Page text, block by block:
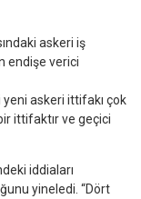
askeri iş
endişe verici
askeri ittifakı çok
ittifaktır ve geçici
iddiaları
yineledi. “Dört